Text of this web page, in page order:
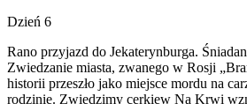
Dzień 6
Rano przyjazd do Jekaterynburga.
Zwiedzanie miasta, zwanego w Rosji
historii przeszło jako miejsce mordu na
rodzinie. Zwiedzimy cerkiew Na Krwi